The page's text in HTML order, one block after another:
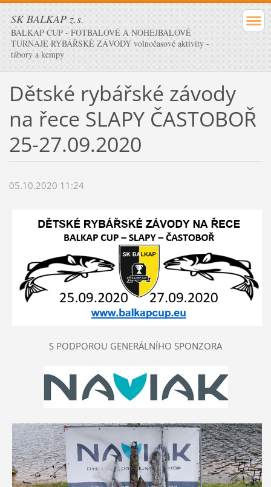
SK BALKAP z.s.
BALKAP CUP - FOTBALOVÉ A NOHEJBALOVÉ
TURNAJE RYBÁŘSKÉ ZÁVODY volnočasové aktivity -
tábory a kempy
Dětské rybářské závody
na řece SLAPY ČASTOBOŘ
25-27.09.2020
05.10.2020 11:24
S PODPOROU GENERÁLNÍHO SPONZORA